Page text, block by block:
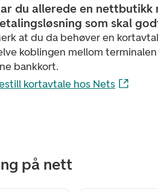
du allerede en nettbutikk
som skal
at du da behøver en
koblingen mellom
bankkort.
kortavtale hos Nets
på nett